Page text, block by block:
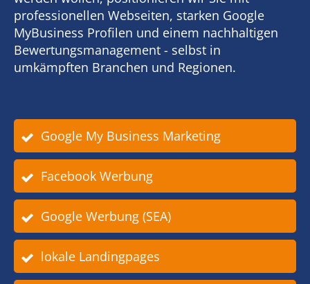
professionellen Webseiten, starken Google
MyBusiness Profilen und einem nachhaltigen
Bewertungsmanagement - selbst in
umkämpften Branchen und Regionen.
Google My Business Marketing
Facebook Werbung
Google Werbung (SEA)
lokale Landingpages